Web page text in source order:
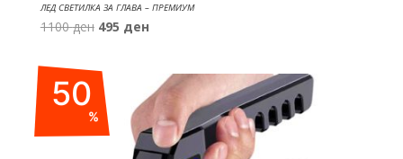
ЛЕД СВЕТИЛКА ЗА ГЛАВА – ПРЕМИУМ
1100ден Original
was:
1100 ден.
495 денCurrent
495 ден.
50
%